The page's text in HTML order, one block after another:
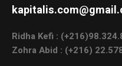
Ridha Kefi :
Zohra Abid : (+216)